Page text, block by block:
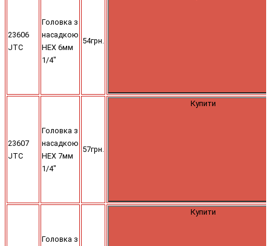
23606
JTC
Головка з
насадкою
HEX 6мм
1/4"
54грн.
23607
JTC
Головка з
насадкою
HEX 7мм
1/4"
57грн.
Купити
Головка з
Купити